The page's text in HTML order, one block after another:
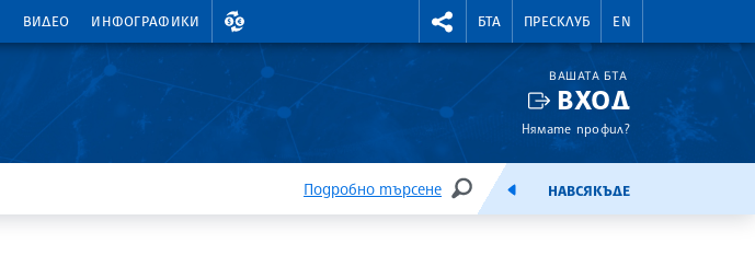
ВИДЕО ИНФОГРАФИКИ
ВАЛУТНИ КУРСОВЕ RIGHTMENU.SOCIAL
БТА ПРЕСКЛУБ EN
ВАШАТА БТА
ВХОД
Нямате профил?
Подробно търсене
ТЪРСЕНЕЕМИСИЯНАВСЯКЪДЕ